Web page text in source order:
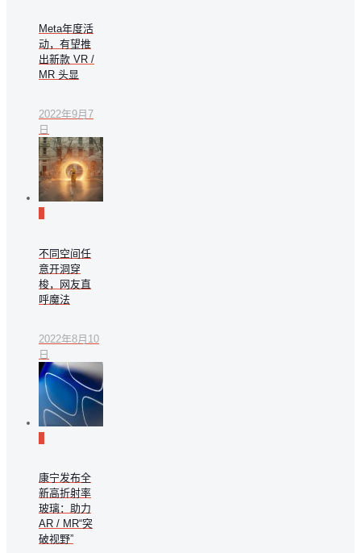
Meta年度活
动，有望推
出新款 VR /
MR 头显
2022年9月7
日
不同空间任
意开洞穿
梭，网友直
呼魔法
2022年8月10
日
康宁发布全
新高折射率
玻璃：助力
AR / MR“突
破视野”